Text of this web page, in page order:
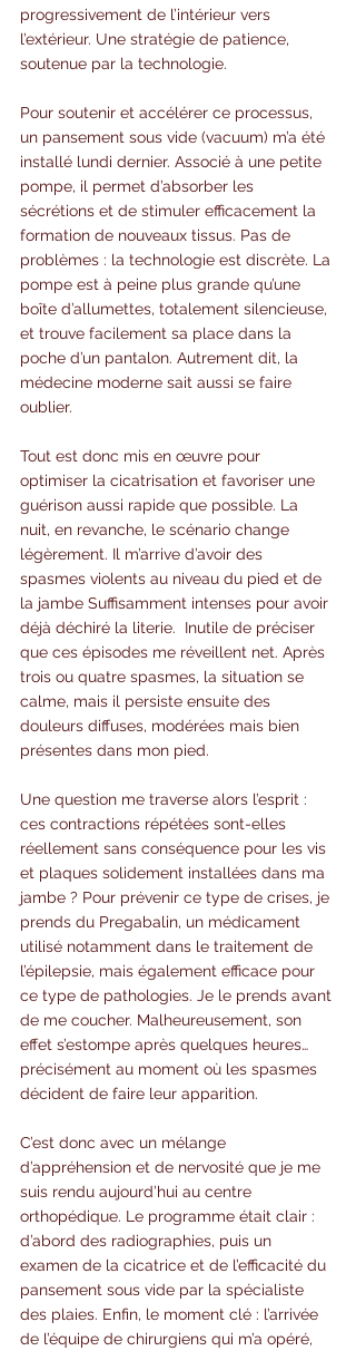
progressivement de l’intérieur vers
l’extérieur. Une stratégie de patience,
soutenue par la technologie.
Pour soutenir et accélérer ce processus,
un pansement sous vide (vacuum) m’a été
installé lundi dernier. Associé à une petite
pompe, il permet d’absorber les
sécrétions et de stimuler efficacement la
formation de nouveaux tissus. Pas de
problèmes : la technologie est discrète. La
pompe est à peine plus grande qu’une
boîte d’allumettes, totalement silencieuse,
et trouve facilement sa place dans la
poche d’un pantalon. Autrement dit, la
médecine moderne sait aussi se faire
oublier.
Tout est donc mis en œuvre pour
optimiser la cicatrisation et favoriser une
guérison aussi rapide que possible. La
nuit, en revanche, le scénario change
légèrement. Il m’arrive d’avoir des
spasmes violents au niveau du pied et de
la jambe Suffisamment intenses pour avoir
déjà déchiré la literie.  Inutile de préciser
que ces épisodes me réveillent net. Après
trois ou quatre spasmes, la situation se
calme, mais il persiste ensuite des
douleurs diffuses, modérées mais bien
présentes dans mon pied.
Une question me traverse alors l’esprit :
ces contractions répétées sont-elles
réellement sans conséquence pour les vis
et plaques solidement installées dans ma
jambe ? Pour prévenir ce type de crises, je
prends du Pregabalin, un médicament
utilisé notamment dans le traitement de
l’épilepsie, mais également efficace pour
ce type de pathologies. Je le prends avant
de me coucher. Malheureusement, son
effet s’estompe après quelques heures…
précisément au moment où les spasmes
décident de faire leur apparition.
C’est donc avec un mélange
d’appréhension et de nervosité que je me
suis rendu aujourd’hui au centre
orthopédique. Le programme était clair :
d’abord des radiographies, puis un
examen de la cicatrice et de l’efficacité du
pansement sous vide par la spécialiste
des plaies. Enfin, le moment clé : l’arrivée
de l’équipe de chirurgiens qui m’a opéré,